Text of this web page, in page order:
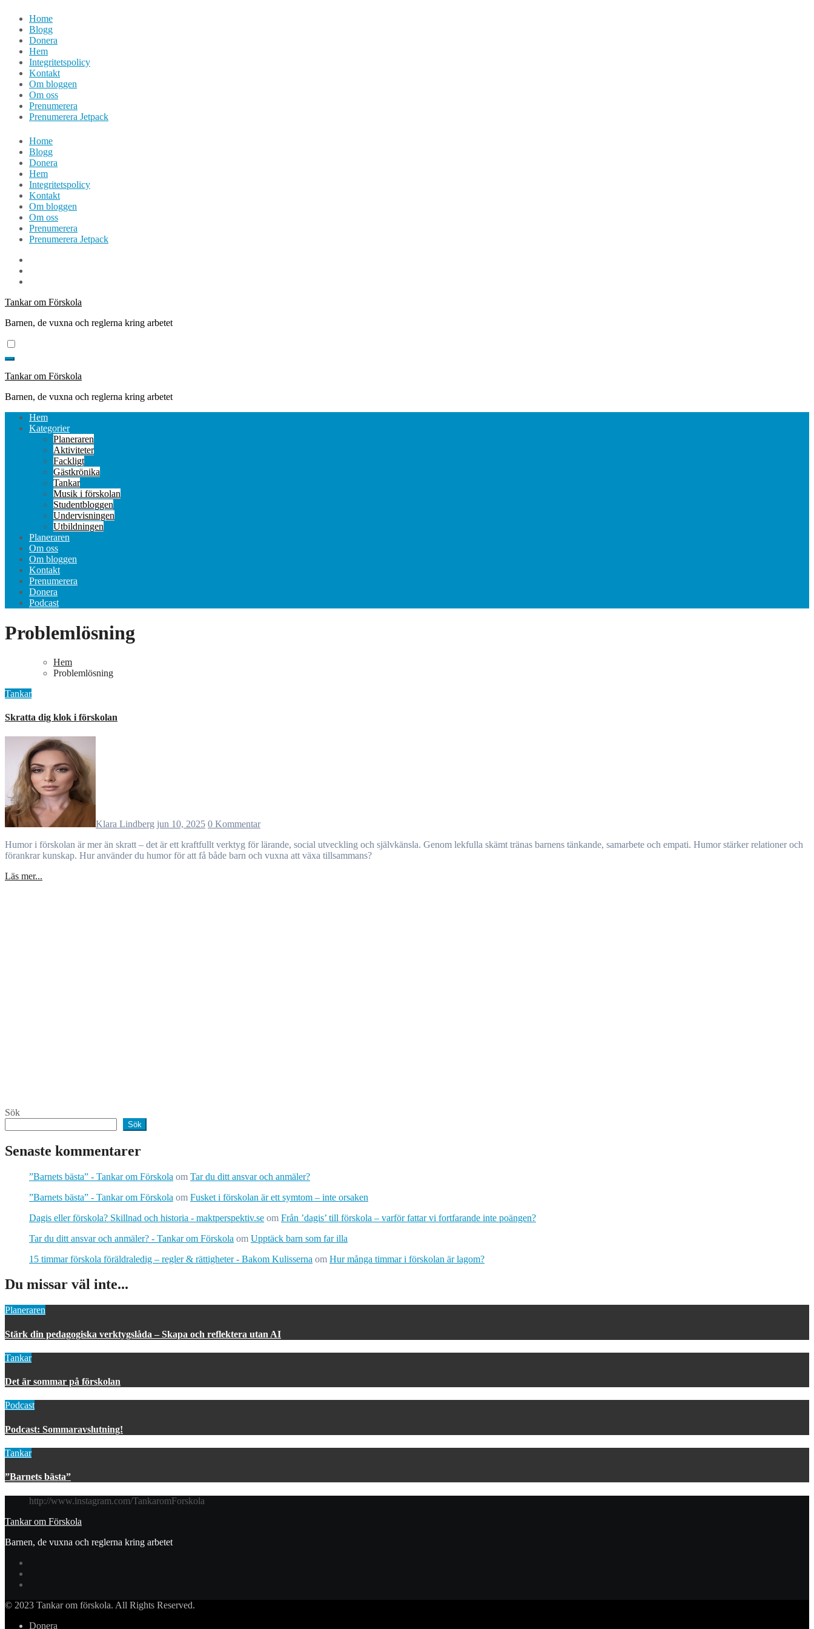
Hoppa
innehåll
Home
Blogg
Donera
Hem
Integritetspolicy
Kontakt
Om bloggen
Om oss
Prenumerera
Prenumerera Jetpack
Home
Blogg
Donera
Hem
Integritetspolicy
Kontakt
Om bloggen
Om oss
Prenumerera
Prenumerera Jetpack
Tankar om Förskola
Barnen, de vuxna och reglerna kring arbetet
Tankar om Förskola
Barnen, de vuxna och reglerna kring arbetet
Hem
Kategorier
Planeraren
Aktiviteter
Fackligt
Gästkrönika
Tankar
Musik i förskolan
Studentbloggen
Undervisningen
Utbildningen
Planeraren
Om oss
Om bloggen
Kontakt
Prenumerera
Donera
Podcast
Problemlösning
Hem
Problemlösning
Tankar
Skratta dig klok i förskolan
Klara Lindberg jun 10, 2025 0 Kommentar
Humor i förskolan är mer än skratt – det är ett kraftfullt verktyg för lärande, social utveckling och självkänsla. Genom lekfulla skämt tränas barnens tänkande, samarbete och empati. Humor stärker relationer och
förankrar kunskap. Hur använder du humor för att få både barn och vuxna att växa tillsammans?
Läs mer...
Sök
Sök
Senaste kommentarer
”Barnets bästa” - Tankar om Förskola om Tar du ditt ansvar och anmäler?
”Barnets bästa” - Tankar om Förskola om Fusket i förskolan är ett symtom – inte orsaken
Dagis eller förskola? Skillnad och historia - maktperspektiv.se om Från ’dagis’ till förskola – varför fattar vi fortfarande inte poängen?
Tar du ditt ansvar och anmäler? - Tankar om Förskola om Upptäck barn som far illa
15 timmar förskola föräldraledig – regler & rättigheter - Bakom Kulisserna om Hur många timmar i förskolan är lagom?
Du missar väl inte...
Planeraren
Stärk din pedagogiska verktygslåda – Skapa och reflektera utan AI
Tankar
Det är sommar på förskolan
Podcast
Podcast: Sommaravslutning!
Tankar
”Barnets bästa”
http://www.instagram.com/TankaromForskola
Tankar om Förskola
Barnen, de vuxna och reglerna kring arbetet
© 2023 Tankar om förskola. All Rights Reserved.
Donera